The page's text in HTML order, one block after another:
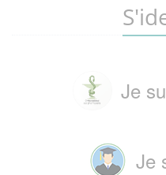
Je
Je